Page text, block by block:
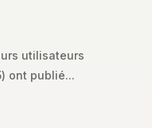
utilisateurs
ont publié...